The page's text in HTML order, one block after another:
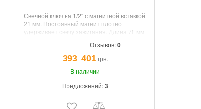
Свечной ключ на 1/2" с магнитной вставкой
21 мм. Постоянный магнит плотно
удерживает свечу зажигания. Длина 70 мм
Отзывов:0
393¯401грн.
В наличии
Предложений:3